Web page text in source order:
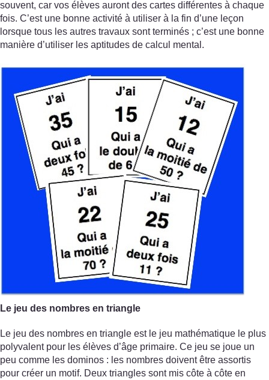
souvent, car vos élèves auront des cartes différentes à chaque
fois. C’est une bonne activité à utiliser à la fin d’une leçon
lorsque tous les autres travaux sont terminés ; c’est une bonne
manière d’utiliser les aptitudes de calcul mental.
Le jeu des nombres en triangle
Le jeu des nombres en triangle est le jeu mathématique le plus
polyvalent pour les élèves d’âge primaire. Ce jeu se joue un
peu comme les dominos : les nombres doivent être assortis
pour créer un motif. Deux triangles sont mis côte à côte en